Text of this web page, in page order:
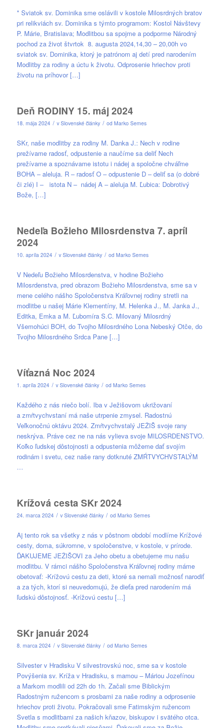
* Sviatok sv. Dominika sme oslávili v kostole Milosrdných bratov
pri relikviách sv. Dominika s týmto programom: Kostol Návštevy
P. Márie, Bratislava; Modlitbou sa spojme a podporme Národný
pochod za život štvrtok 8. augusta 2024,14,30 – 20,00h vo
sviatok sv. Dominika, ktorý je patrónom aj detí pred narodením
Modlitby za rodiny a úctu k životu. Odprosenie hriechov proti
životu na príhovor […]
Deň RODINY 15. máj 2024
18. mája 2024 / v Slovenské články / od Marko Semes
SKr, naše modlitby za rodiny M. Danka J.: Nech v rodine
prežívame radosť, odpustenie a naučíme sa deliť Nech
prežívame a spoznávame istotu i nádej a spoločne chváľme
BOHA – aleluja. R – radosť O – odpustenie D – deliť sa (o dobré
či zlé) I – istota N – nádej A – aleluja M. Ľubica: Dobrotivý
Bože, […]
Nedeľa Božieho Milosrdenstva 7. apríl
2024
10. apríla 2024 / v Slovenské články / od Marko Semes
V Nedeľu Božieho Milosrdenstva, v hodine Božieho
Milosrdenstva, pred obrazom Božieho Milosrdenstva, sme sa v
mene celého nášho Spoločenstva Kráľovnej rodiny stretli na
modlitbe u našej Márie Klementíny, M. Helenka J., M. Janka J.,
Editka, Emka a M. Ľubomíra S.C. Milovaný Milosrdný
Všemohúci BOH, do Tvojho Milosrdného Lona Nebeský Otče, do
Tvojho Milosrdného Srdca Pane […]
Víťazná Noc 2024
1. apríla 2024 / v Slovenské články / od Marko Semes
Každého z nás niečo bolí. Iba v Ježišovom ukrižovaní
a zmŕtvychvstaní má naše utrpenie zmysel. Radostnú
Veľkonočnú oktávu 2024. Zmŕtvychvstalý JEŽIŠ svoje rany
neskrýva. Práve cez ne na nás vylieva svoje MILOSRDENSTVO.
Koľko ľudskej dôstojnosti a odpustenia môžeme dať svojím
rodinám i svetu, cez naše rany dotknuté ZMŔTVYCHVSTALÝM
…
Krížová cesta SKr 2024
24. marca 2024 / v Slovenské články / od Marko Semes
Aj tento rok sa všetky z nás v pôstnom období modlíme Krížové
cesty, doma, súkromne, v spoločenstve, v kostole, v prírode.
ĎAKUJEME JEŽIŠOVI za Jeho obetu a obetujeme mu našu
modlitbu. V rámci nášho Spoločenstva Kráľovnej rodiny máme
obetovať: -Krížovú cestu za deti, ktoré sa nemali možnosť narodiť
a za tých, ktorí si neuvedomujú, že dieťa pred narodením má
ľudskú dôstojnosť. -Krížovú cestu […]
SKr január 2024
8. marca 2024 / v Slovenské články / od Marko Semes
Silvester v Hradisku V silvestrovskú noc, sme sa v kostole
Povýšenia sv. Kríža v Hradisku, s mamou – Máriou Jozefínou
a Markom modlili od 22h do 1h. Začali sme Biblickým
Radostným ružencom s prosbami za naše rodiny a odprosenie
hriechov proti životu. Pokračovali sme Fatimským ružencom
Svetla s modlitbami za našich kňazov, biskupov i svätého otca.